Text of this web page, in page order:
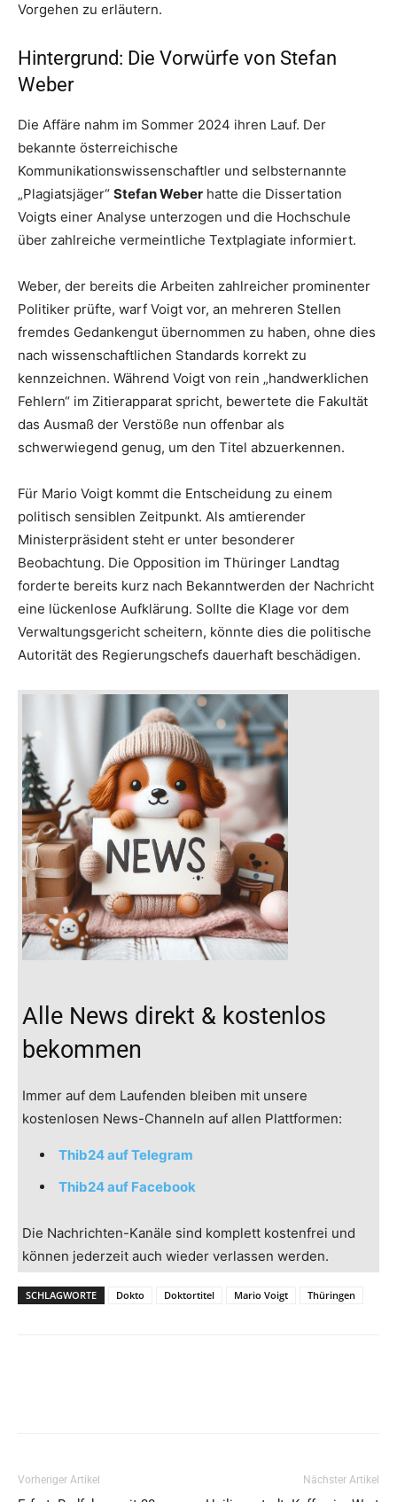
Vorgehen zu erläutern.
Hintergrund: Die Vorwürfe von Stefan
Weber
Die Affäre nahm im Sommer 2024 ihren Lauf. Der
bekannte österreichische
Kommunikationswissenschaftler und selbsternannte
„Plagiatsjäger“ Stefan Weber hatte die Dissertation
Voigts einer Analyse unterzogen und die Hochschule
über zahlreiche vermeintliche Textplagiate informiert.
Weber, der bereits die Arbeiten zahlreicher prominenter
Politiker prüfte, warf Voigt vor, an mehreren Stellen
fremdes Gedankengut übernommen zu haben, ohne dies
nach wissenschaftlichen Standards korrekt zu
kennzeichnen. Während Voigt von rein „handwerklichen
Fehlern“ im Zitierapparat spricht, bewertete die Fakultät
das Ausmaß der Verstöße nun offenbar als
schwerwiegend genug, um den Titel abzuerkennen.
Für Mario Voigt kommt die Entscheidung zu einem
politisch sensiblen Zeitpunkt. Als amtierender
Ministerpräsident steht er unter besonderer
Beobachtung. Die Opposition im Thüringer Landtag
forderte bereits kurz nach Bekanntwerden der Nachricht
eine lückenlose Aufklärung. Sollte die Klage vor dem
Verwaltungsgericht scheitern, könnte dies die politische
Autorität des Regierungschefs dauerhaft beschädigen.
Alle News direkt & kostenlos
bekommen
Immer auf dem Laufenden bleiben mit unsere
kostenlosen News-Channeln auf allen Plattformen:
Thib24 auf Telegram
Thib24 auf Facebook
Die Nachrichten-Kanäle sind komplett kostenfrei und
können jederzeit auch wieder verlassen werden.
SCHLAGWORTE Dokto Doktortitel Mario Voigt Thüringen
Vorheriger Artikel Nächster Artikel